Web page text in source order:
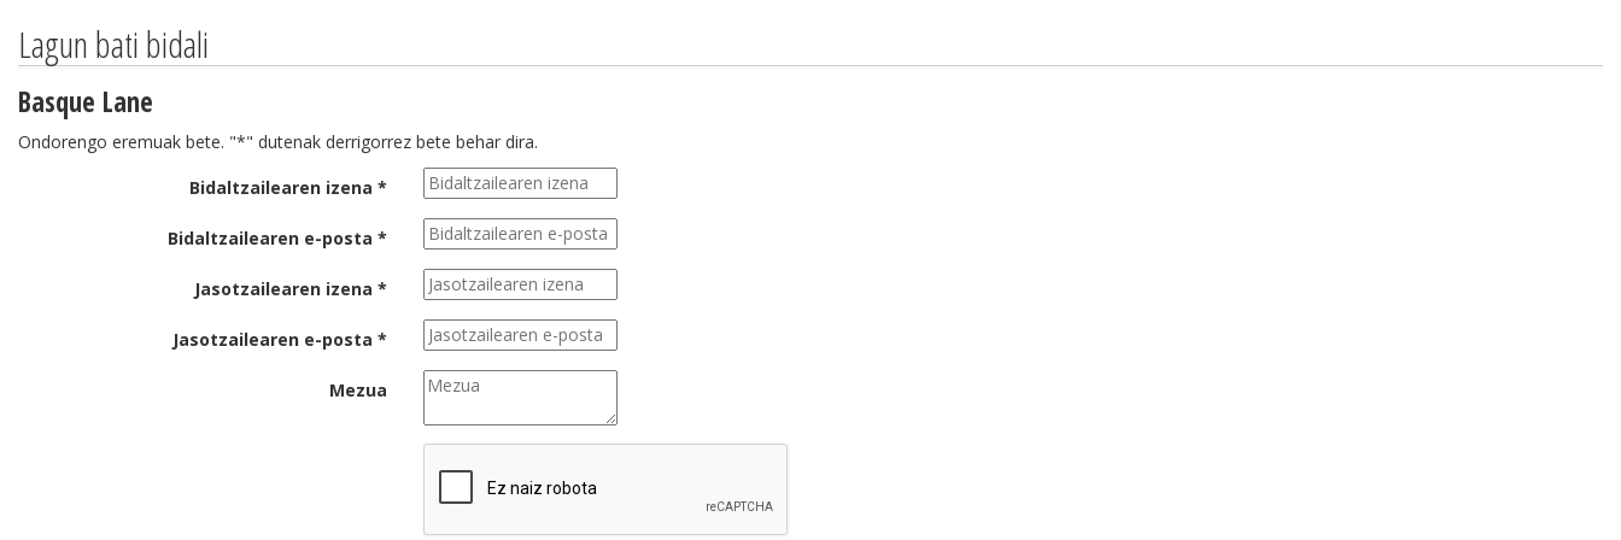
Lagun bati bidali
Basque Lane
Ondorengo eremuak bete. "*" dutenak derrigorrez bete behar dira.
Bidaltzailearen izena *
Bidaltzailearen e-posta *
Jasotzailearen izena *
Jasotzailearen e-posta *
Mezua